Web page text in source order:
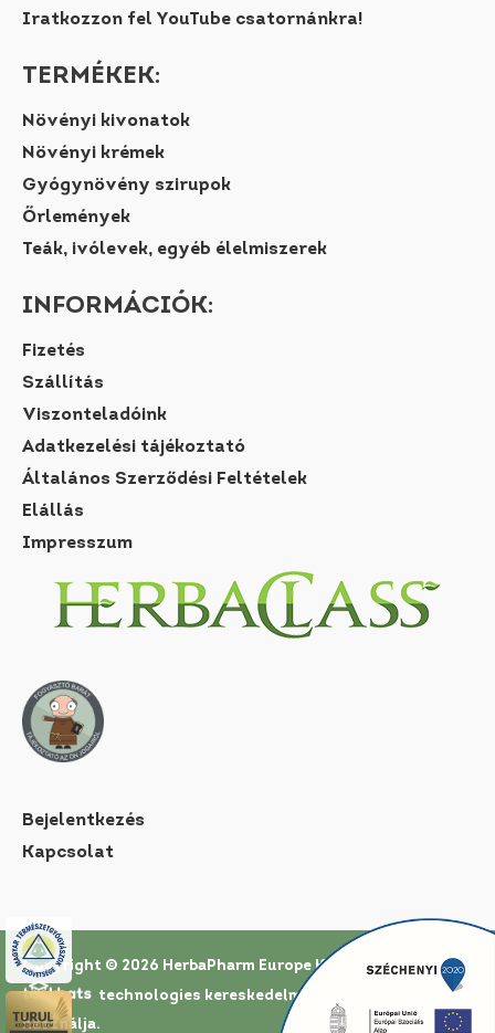
Iratkozzon fel YouTube csatornánkra!
TERMÉKEK:
Növényi kivonatok
Növényi krémek
Gyógynövény szirupok
Őrlemények
Teák, ivólevek, egyéb élelmiszerek
INFORMÁCIÓK:
Fizetés
Szállítás
Viszonteladóink
Adatkezelési tájékoztató
Általános Szerződési Feltételek
Elállás
Impresszum
Bejelentkezés
Kapcsolat
Copyright © 2026 HerbaPharm Europe Kft. | Az oldal a
technologies kereskedelmi rendszerét
használja.